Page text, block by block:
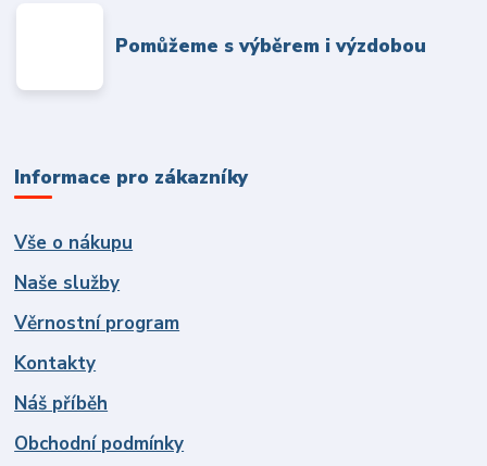
Pomůžeme s výběrem i výzdobou
Informace pro zákazníky
Vše o nákupu
Naše služby
Věrnostní program
Kontakty
Náš příběh
Obchodní podmínky